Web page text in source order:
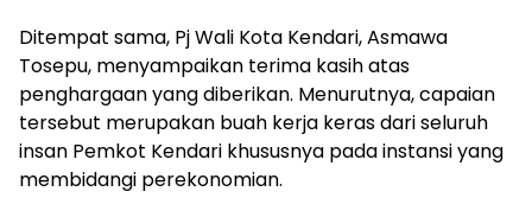
Ditempat sama, Pj Wali Kota Kendari, Asmawa
Tosepu, menyampaikan terima kasih atas
penghargaan yang diberikan. Menurutnya, capaian
tersebut merupakan buah kerja keras dari seluruh
insan Pemkot Kendari khususnya pada instansi yang
membidangi perekonomian.